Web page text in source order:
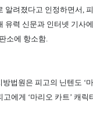
알려졌다고 인정하면서,
력 신문과 인터넷 기사
소에 항소함.
방법원은 피고의 닌텐도 ‘
에게 ‘마리오 카트’ 캐